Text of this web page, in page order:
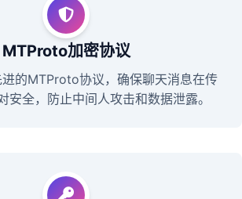
MTProto加密协议
的MTProto协议，确保聊天消息在传
安全，防止中间人攻击和数据泄露。